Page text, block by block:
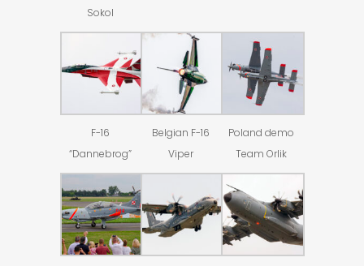
Sokol
F-16
“Dannebrog”
Belgian F-16
Viper
Poland demo
Team Orlik